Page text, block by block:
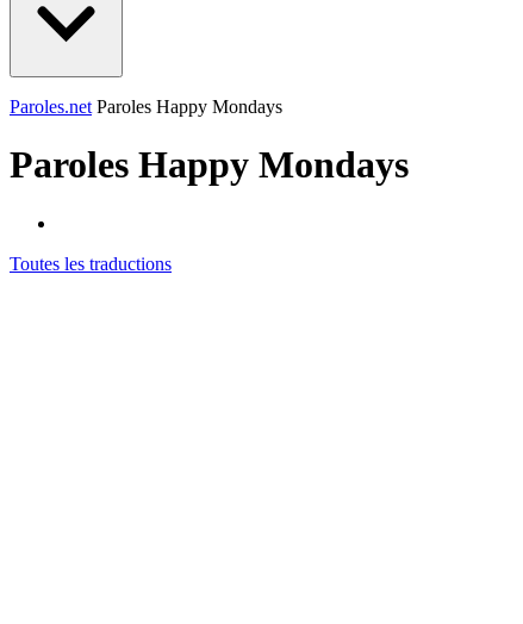
Paroles.net Paroles Happy Mondays
Paroles Happy Mondays
Toutes les traductions